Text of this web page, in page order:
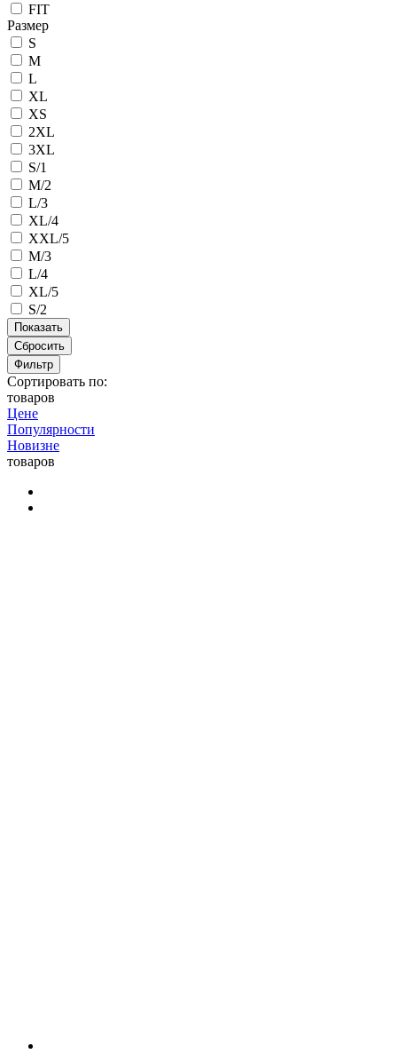
FIT
Размер
S
M
L
XL
XS
2XL
3XL
S/1
M/2
L/3
XL/4
XXL/5
M/3
L/4
XL/5
S/2
Сбросить
Фильтр
Сортировать по:
товаров
Цене
Популярности
Новизне
товаров